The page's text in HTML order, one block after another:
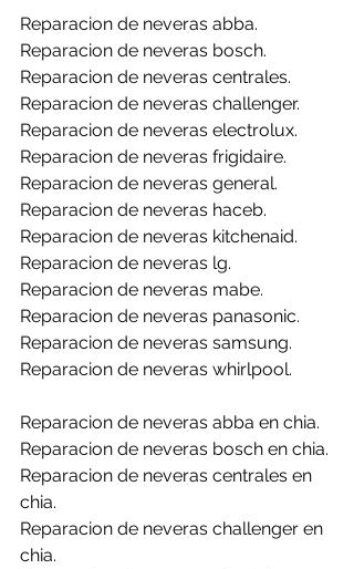
Reparacion de neveras abba.
Reparacion de neveras bosch.
Reparacion de neveras centrales.
Reparacion de neveras challenger.
Reparacion de neveras electrolux.
Reparacion de neveras frigidaire.
Reparacion de neveras general.
Reparacion de neveras haceb.
Reparacion de neveras kitchenaid.
Reparacion de neveras lg.
Reparacion de neveras mabe.
Reparacion de neveras panasonic.
Reparacion de neveras samsung.
Reparacion de neveras whirlpool.
Reparacion de neveras abba en chia.
Reparacion de neveras bosch en chia.
Reparacion de neveras centrales en
chia.
Reparacion de neveras challenger en
chia.